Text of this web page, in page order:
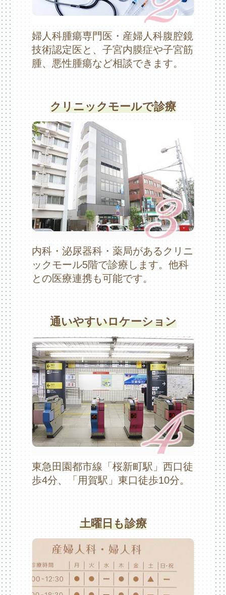
婦人科腫瘍専門医・産婦人科腹腔鏡
技術認定医と、子宮内膜症や子宮筋
腫、悪性腫瘍など相談できます。
クリニックモールで診療
内科・泌尿器科・薬局があるクリニ
ックモール5階で診療します。他科
との医療連携も可能です。
通いやすいロケーション
東急田園都市線「桜新町駅」西口徒
歩4分、「用賀駅」東口徒歩10分。
土曜日も診療